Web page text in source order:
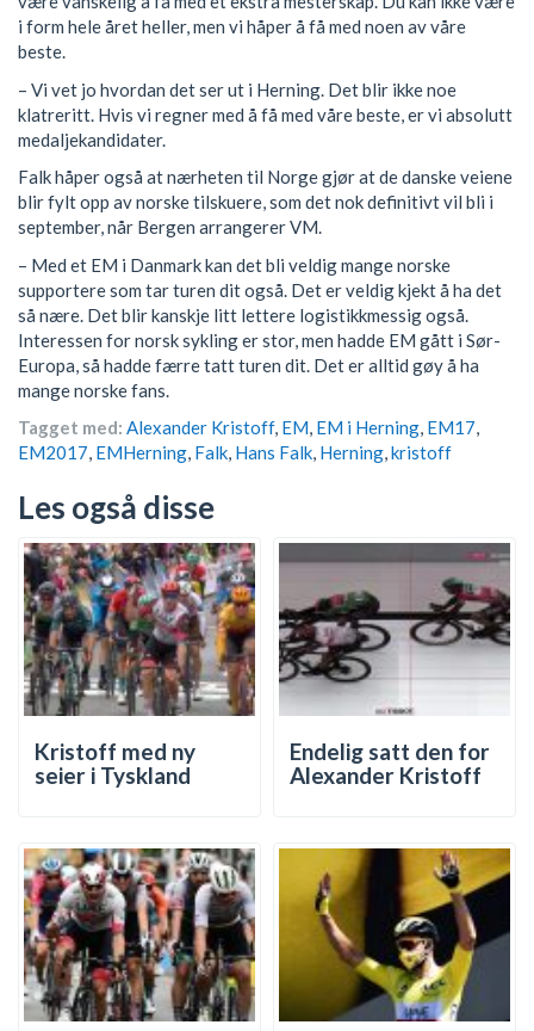
i form hele året heller, men vi håper å få med noen av våre
beste.
– Vi vet jo hvordan det ser ut i Herning. Det blir ikke noe
klatreritt. Hvis vi regner med å få med våre beste, er vi absolutt
medaljekandidater.
Falk håper også at nærheten til Norge gjør at de danske veiene
blir fylt opp av norske tilskuere, som det nok definitivt vil bli i
september, når Bergen arrangerer VM.
– Med et EM i Danmark kan det bli veldig mange norske
supportere som tar turen dit også. Det er veldig kjekt å ha det
så nære. Det blir kanskje litt lettere logistikkmessig også.
Interessen for norsk sykling er stor, men hadde EM gått i Sør-
Europa, så hadde færre tatt turen dit. Det er alltid gøy å ha
mange norske fans.
Tagget med: Alexander Kristoff, EM, EM i Herning, EM17,
EM2017, EMHerning, Falk, Hans Falk, Herning,kristoff
Les også disse
Kristoff med ny
seier i Tyskland
Endelig satt den for
Alexander Kristoff